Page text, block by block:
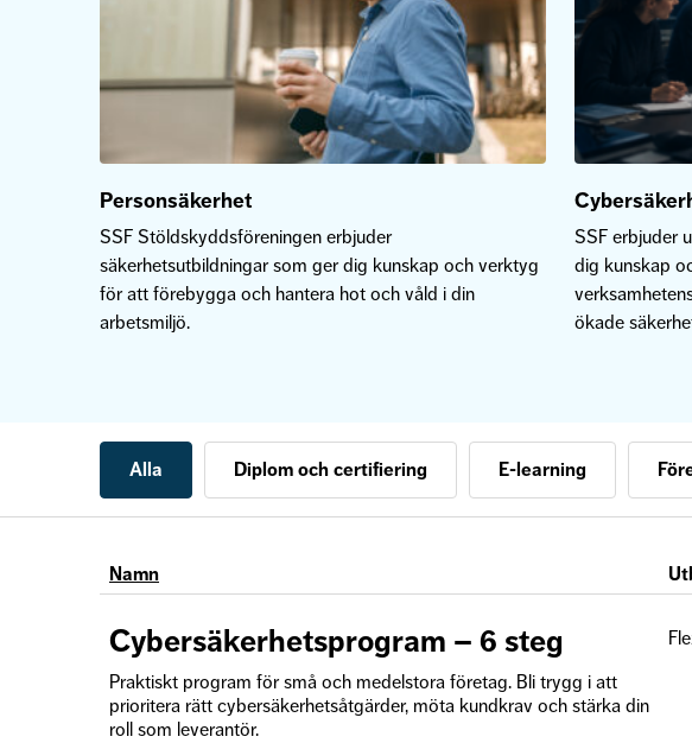
Personsäkerhet
SSF Stöldskyddsföreningen erbjuder
säkerhetsutbildningar som ger dig kunskap och verktyg
för att förebygga och hantera hot och våld i din
arbetsmiljö.
SSF erbjuder
dig kunskap
ökade
Alla Diplom och certifiering E-learning
Namn
Cybersäkerhetsprogram – 6 steg
Praktiskt program för små och medelstora företag. Bli trygg i att
prioritera rätt cybersäkerhetsåtgärder, möta kundkrav och stärka din
roll som leverantör.